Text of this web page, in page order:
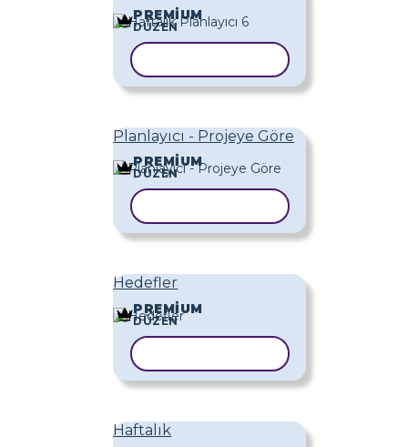
PREMIUM
DÜZEN
Planlayıcı - Projeye Göre
PREMIUM
DÜZEN
Hedefler
PREMIUM
DÜZEN
Haftalık